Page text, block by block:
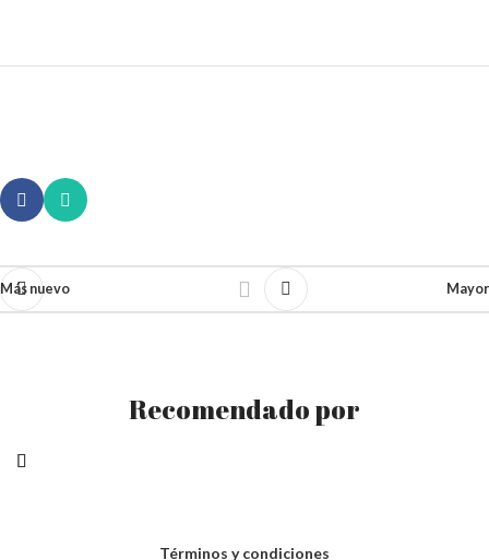
Más nuevo Mayor
Recomendado por
Términos y condiciones